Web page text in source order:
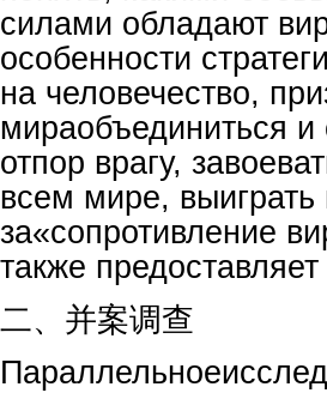
силами обладают
особенности
на человечество,
мираобъединиться и
отпор врагу,
всем мире, выиграть
за«сопротивление
также
二、并案调查